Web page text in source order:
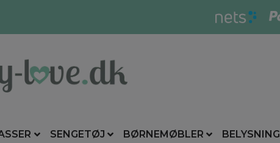
SENGETØJ BØRNEMØBLER BELYSNING